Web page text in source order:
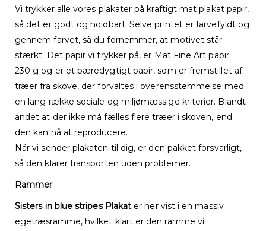
Vi trykker alle vores plakater på kraftigt mat plakat papir,
så det er godt og holdbart. Selve printet er farvefyldt og
gennem farvet, så du fornemmer, at motivet står
stærkt. Det papir vi trykker på, er Mat Fine Art papir
230 g og er et bæredygtigt papir, som er fremstillet af
træer fra skove, der forvaltes i overensstemmelse med
en lang række sociale og miljømæssige kriterier. Blandt
andet at der ikke må fælles flere træer i skoven, end
den kan nå at reproducere.
Når vi sender plakaten til dig, er den pakket forsvarligt,
så den klarer transporten uden problemer.
Rammer
Sisters in blue stripes Plakat er her vist i en massiv
egetræsramme, hvilket klart er den ramme vi